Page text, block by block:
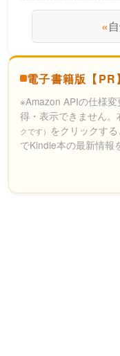
«
電子書籍版【PR】
※Amazon APIの仕様
得・表示できません。
クです） をクリックす
でKindle本の最新情報